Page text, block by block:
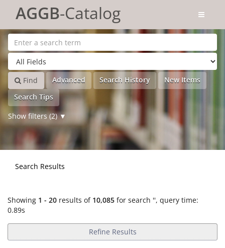
10,085
AGGB-Catalog
Find Advanced Search History
New Items
Search Tips
Show filters (2)
Search Results
Showing 1 - 20 results of 10,085 for search '', query time:
0.89s
Refine Results